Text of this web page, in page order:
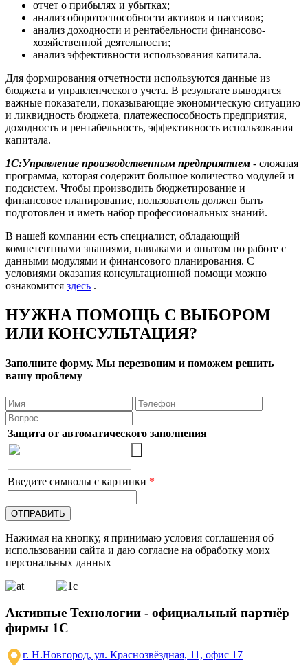
отчет о прибылях и убытках;
анализ оборотоспособности активов и пассивов;
анализ доходности и рентабельности финансово-
хозяйственной деятельности;
анализ эффективности использования капитала.
Для формирования отчетности используются данные из
бюджета и управленческого учета. В результате выводятся
важные показатели, показывающие экономическую ситуацию
и ликвидность бюджета, платежеспособность предприятия,
доходность и рентабельность, эффективность использования
капитала.
1С:Управление производственным предприятием - сложная
программа, которая содержит большое количество модулей и
подсистем. Чтобы производить бюджетирование и
финансовое планирование, пользователь должен быть
подготовлен и иметь набор профессиональных знаний.
В нашей компании есть специалист, обладающий
компетентными знаниями, навыками и опытом по работе с
данными модулями и финансового планирования. С
условиями оказания консультационной помощи можно
ознакомится здесь .
НУЖНА ПОМОЩЬ С ВЫБОРОМ
ИЛИ КОНСУЛЬТАЦИЯ?
Заполните форму. Мы перезвоним и поможем решить
вашу проблему
Защита от автоматического заполнения
Введите символы с картинки *
Нажимая на кнопку, я принимаю условия соглашения об
использовании сайта и даю согласие на обработку моих
персональных данных
Активные Технологии - официальный партнёр
фирмы 1С
г. Н.Новгород, ул. Краснозвёздная, 11, офис 17